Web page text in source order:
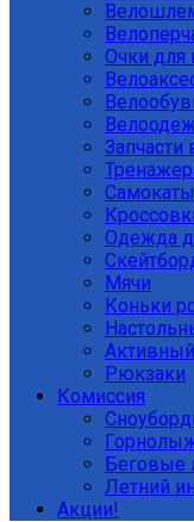
Очки для
Запчасти
Самокаты
Одежда
Мячи
Коньки
Рюкзаки
Комиссия
Беговые
Летний
Акции!